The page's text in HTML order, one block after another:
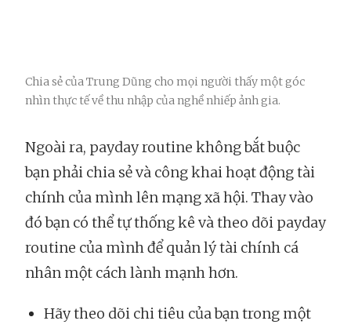
Chia sẻ của Trung Dũng cho mọi người thấy một góc
nhìn thực tế về thu nhập của nghề nhiếp ảnh gia.
Ngoài ra, payday routine không bắt buộc
bạn phải chia sẻ và công khai hoạt động tài
chính của mình lên mạng xã hội. Thay vào
đó bạn có thể tự thống kê và theo dõi payday
routine của mình để quản lý tài chính cá
nhân một cách lành mạnh hơn.
Hãy theo dõi chi tiêu của bạn trong một